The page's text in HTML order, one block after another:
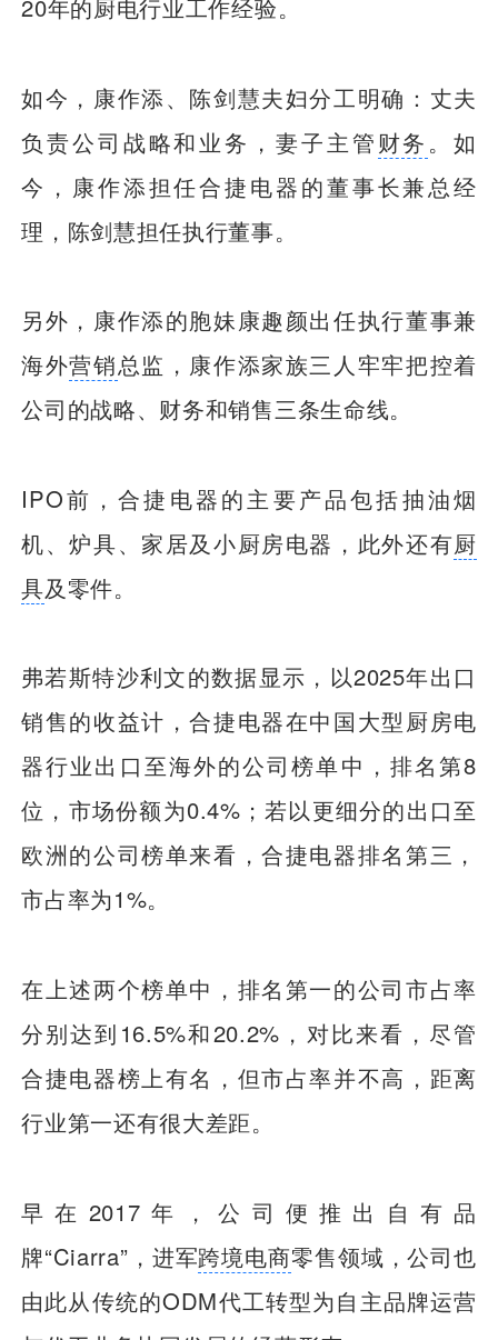
20年的厨电行业工作经验。
如今，康作添、陈剑慧夫妇分工明确：丈夫
负责公司战略和业务，妻子主管财务 。如
今，康作添担任合捷电器的董事长兼总经
理，陈剑慧担任执行董事。
另外，康作添的胞妹康趣颜出任执行董事兼
海外营销总监，康作添家族三人牢牢把控着
公司的战略、财务和销售三条生命线。
IPO前，合捷电器的主要产品包括抽油烟
机、炉具、家居及小厨房电器，此外还有厨
具及零件。
弗若斯特沙利文的数据显示，以2025年出口
销售的收益计，合捷电器在中国大型厨房电
器行业出口至海外的公司榜单中，排名第8
位，市场份额为0.4%；若以更细分的出口至
欧洲的公司榜单来看，合捷电器排名第三，
市占率为1%。
在上述两个榜单中，排名第一的公司市占率
分别达到16.5%和20.2%，对比来看，尽管
合捷电器榜上有名，但市占率并不高，距离
行业第一还有很大差距。
早在2017年，公司便推出自有品
牌“Ciarra”，进军跨境电商零售领域，公司也
由此从传统的ODM代工转型为自主品牌运营